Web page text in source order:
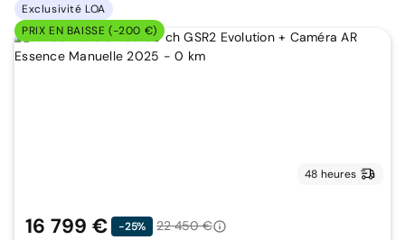
Exclusivité LOA
PRIX EN BAISSE (-200 €)
48 heures
16 799 € -25%
22 450 €